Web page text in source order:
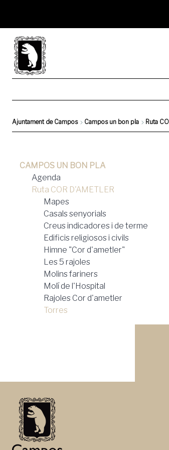
contenido
principal
enlaces
ayuda
navegación
Ajuntament de Campos Campos un bon pla Ruta
CAMPOS UN BON PLA
Agenda
Ruta COR D'AMETLER
Mapes
Casals senyorials
Creus indicadores i de terme
Edificis religiosos i civils
Himne "Cor d'ametler"
Les 5 rajoles
Molins fariners
Molí de l'Hospital
Rajoles Cor d'ametler
Torres